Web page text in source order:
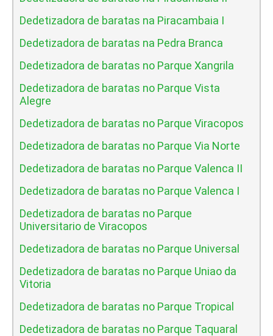
Dedetizadora de baratas na Piracambaia I
Dedetizadora de baratas na Pedra Branca
Dedetizadora de baratas no Parque Xangrila
Dedetizadora de baratas no Parque Vista
Alegre
Dedetizadora de baratas no Parque Viracopos
Dedetizadora de baratas no Parque Via Norte
Dedetizadora de baratas no Parque Valenca II
Dedetizadora de baratas no Parque Valenca I
Dedetizadora de baratas no Parque
Universitario de Viracopos
Dedetizadora de baratas no Parque Universal
Dedetizadora de baratas no Parque Uniao da
Vitoria
Dedetizadora de baratas no Parque Tropical
Dedetizadora de baratas no Parque Taquaral